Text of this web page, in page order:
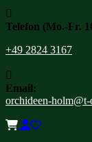

Telefon (Mo.-Fr.
+49 2824 3167

Email:
orchideen-